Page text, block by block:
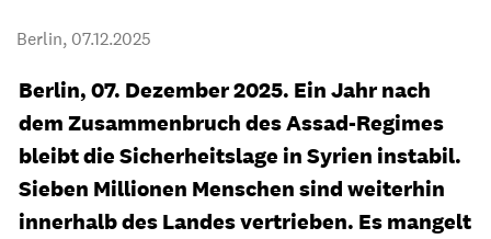
Berlin, 07.12.2025
Berlin, 07. Dezember 2025. Ein Jahr nach
dem Zusammenbruch des Assad-Regimes
bleibt die Sicherheitslage in Syrien instabil.
Sieben Millionen Menschen sind weiterhin
innerhalb des Landes vertrieben. Es mangelt